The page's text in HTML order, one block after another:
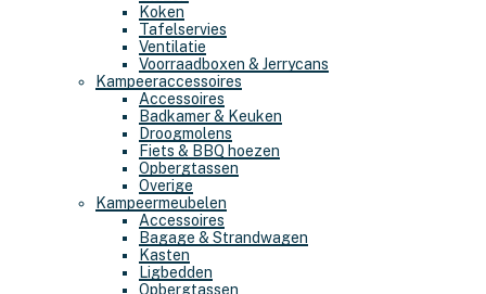
Koken
Tafelservies
Ventilatie
Voorraadboxen & Jerrycans
Kampeeraccessoires
Accessoires
Badkamer & Keuken
Droogmolens
Fiets & BBQ hoezen
Opbergtassen
Overige
Kampeermeubelen
Accessoires
Bagage & Strandwagen
Kasten
Ligbedden
Opbergtassen